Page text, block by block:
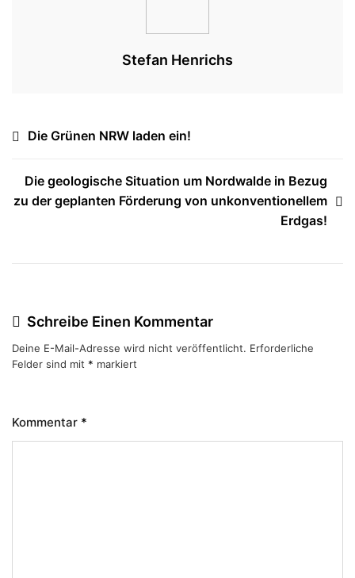
Stefan Henrichs
Beitragsnavigation
Die Grünen NRW laden ein!
Die geologische Situation um Nordwalde in Bezug
zu der geplanten Förderung von unkonventionellem
Erdgas!
Schreibe Einen Kommentar
Deine E-Mail-Adresse wird nicht veröffentlicht. Erforderliche
Felder sind mit * markiert
Kommentar *